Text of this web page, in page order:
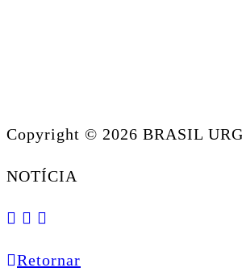
Copyright © 2026 BRASIL
NOTÍCIA
Retornar